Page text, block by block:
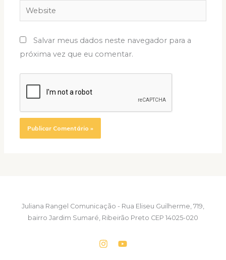
Website
Salvar meus dados neste navegador para a
próxima vez que eu comentar.
Juliana Rangel Comunicação - Rua Eliseu Guilherme, 719,
bairro Jardim Sumaré, Ribeirão Preto CEP 14025-020